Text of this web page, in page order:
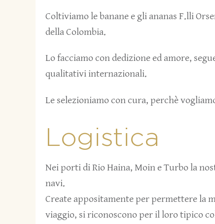
Coltiviamo le banane e gli ananas F.lli
della Colombia.
Lo facciamo con dedizione ed amore,
qualitativi internazionali.
Le selezioniamo con cura, perchè
Logistica
Nei porti di Rio Haina, Moin e Turbo la
navi.
Create appositamente per permettere la
viaggio, si riconoscono per il loro tipico